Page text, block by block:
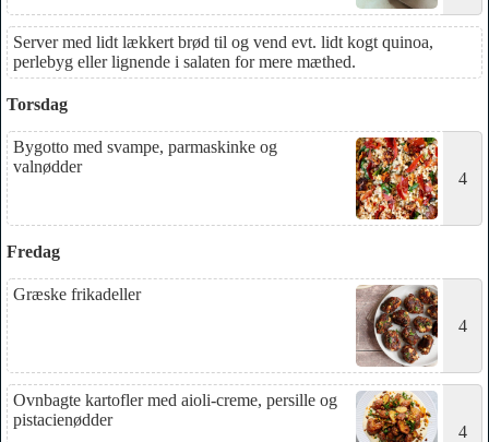
Server med lidt lækkert brød til og vend evt. lidt kogt quinoa,
perlebyg eller lignende i salaten for mere mæthed.
Torsdag
Bygotto med svampe, parmaskinke og
valnødder
4
Fredag
Græske frikadeller
4
Ovnbagte kartofler med aioli-creme, persille og
pistacienødder
4